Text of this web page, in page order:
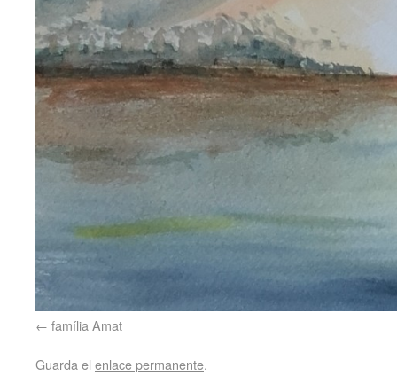
família Amat
Guarda el enlace permanente.